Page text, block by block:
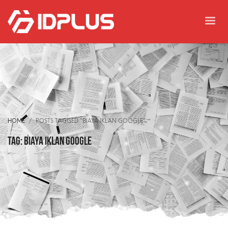
HOME POSTS TAGGED "BIAYA IKLAN GOOGLE"
Tag: biaya iklan google